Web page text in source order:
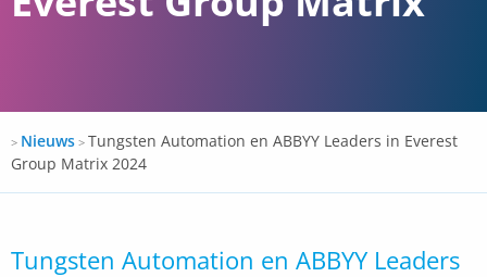
Docspro
> Nieuws > Tungsten Automation en ABBYY Leaders in Everest
Group Matrix 2024
Tungsten Automation en ABBYY Leaders